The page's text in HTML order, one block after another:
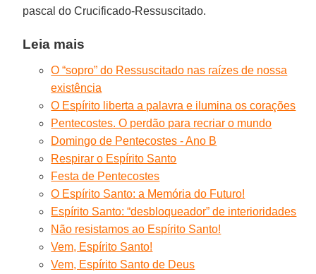
pascal do Crucificado-Ressuscitado.
Leia mais
O “sopro” do Ressuscitado nas raízes de nossa
existência
O Espírito liberta a palavra e ilumina os corações
Pentecostes. O perdão para recriar o mundo
Domingo de Pentecostes - Ano B
Respirar o Espírito Santo
Festa de Pentecostes
O Espírito Santo: a Memória do Futuro!
Espírito Santo: “desbloqueador” de interioridades
Não resistamos ao Espírito Santo!
Vem, Espírito Santo!
Vem, Espírito Santo de Deus